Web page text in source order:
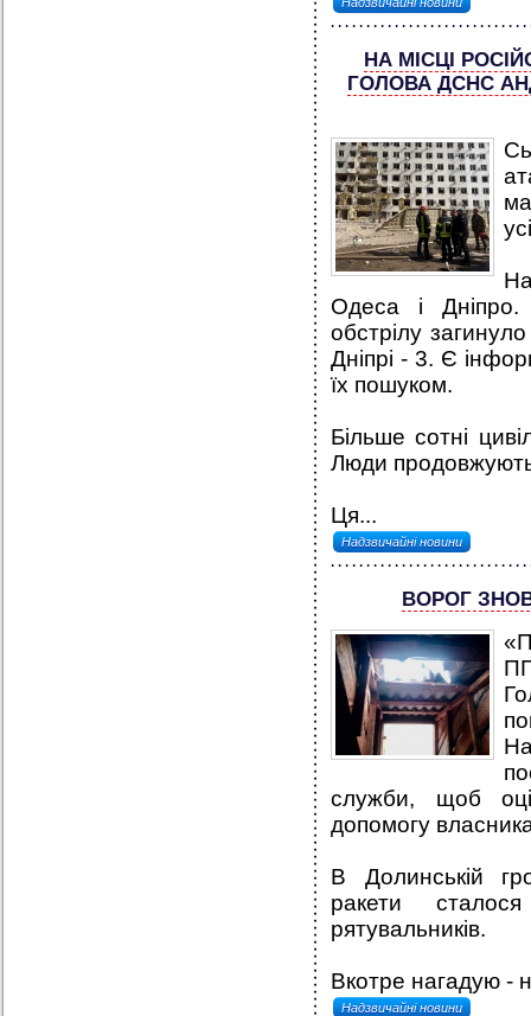
НА МІСЦІ
ГОЛОВА ДСНС
Одеса і Дніпро.
обстрілу
Дніпрі - 3. Є
їх пошуком.
Більше сотні
Люди
Ця...
Надзвичайні новини
ВОРОГ
служби, щоб
допомогу
В Долинській
ракети
рятувальників.
Вкотре нагадую -
Надзвичайні новини